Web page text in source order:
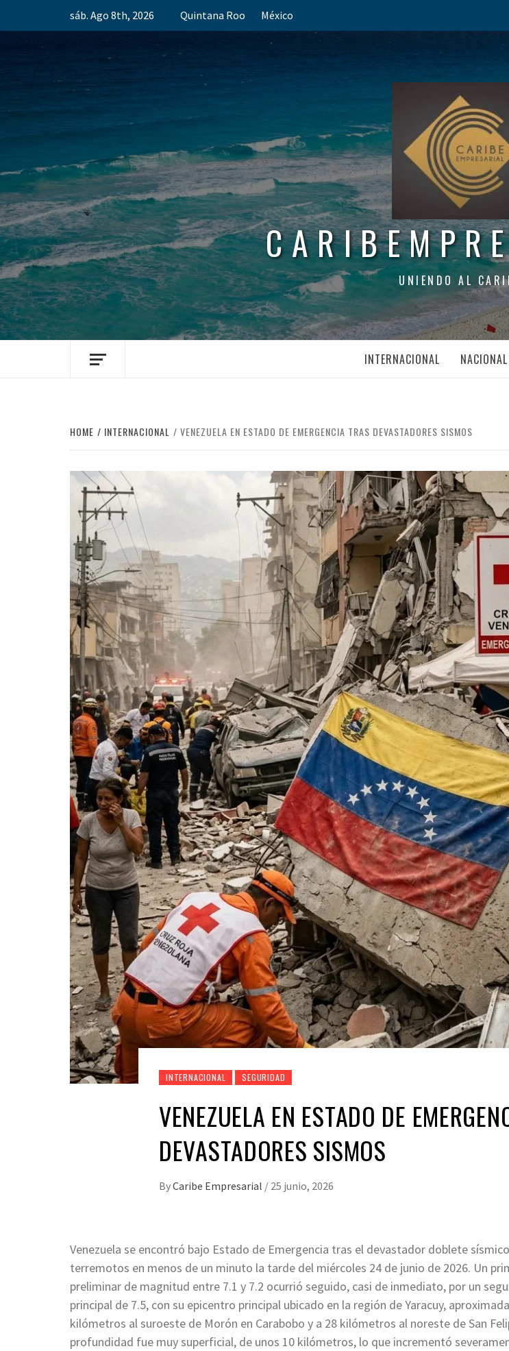
sáb. Ago 8th, 2026 Quintana Roo México
UNIENDO AL
INTERNACIONAL NACIONAL
HOME INTERNACIONAL VENEZUELA EN ESTADO DE EMERGENCIA TRAS DEVASTADORES SISMOS
INTERNACIONAL SEGURIDAD
VENEZUELA EN ESTADO DE
DEVASTADORES SISMOS
ByCaribe Empresarial / 25 junio, 2026
Venezuela se encontró bajo Estado de Emergencia tras el devastador doblete
terremotos en menos de un minuto la tarde del miércoles 24 de junio de 2026. Un
preliminar de magnitud entre 7.1 y 7.2 ocurrió seguido, casi de inmediato, por un
principal de 7.5, con su epicentro principal ubicado en la región de Yaracuy,
kilómetros al suroeste de Morón en Carabobo y a 28 kilómetros al noreste de San
profundidad fue muy superficial, de unos 10 kilómetros, lo que incrementó